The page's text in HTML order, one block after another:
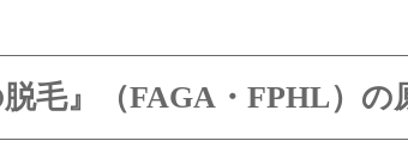
毛』（FAGA・FPHL）の